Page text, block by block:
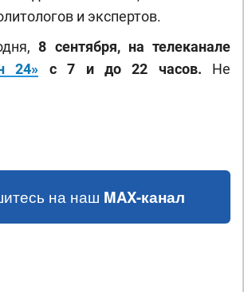
и экспертов.
8 сентября, на телеканале
24» с 7 и до 22 часов. Не
на наш MAX-канал